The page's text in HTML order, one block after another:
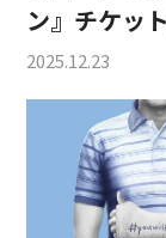
ン』チケッ
2025.12.23